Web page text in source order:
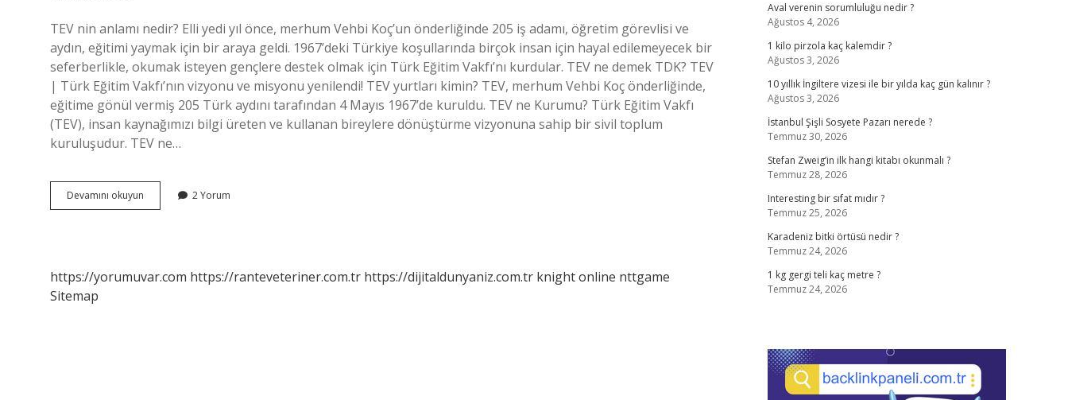
TEV nin anlamı nedir? Elli yedi yıl önce, merhum Vehbi Koç’un önderliğinde 205 iş adamı, öğretim görevlisi ve
aydın, eğitimi yaymak için bir araya geldi. 1967’deki Türkiye koşullarında birçok insan için hayal edilemeyecek bir
seferberlikle, okumak isteyen gençlere destek olmak için Türk Eğitim Vakfı’nı kurdular. TEV ne demek TDK? TEV
| Türk Eğitim Vakfı’nın vizyonu ve misyonu yenilendi! TEV yurtları kimin? TEV, merhum Vehbi Koç önderliğinde,
eğitime gönül vermiş 205 Türk aydını tarafından 4 Mayıs 1967’de kuruldu. TEV ne Kurumu? Türk Eğitim Vakfı
(TEV), insan kaynağımızı bilgi üreten ve kullanan bireylere dönüştürme vizyonuna sahip bir sivil toplum
kuruluşudur. TEV ne…
Devamını okuyun
Anlamı
2 Yorum
https://yorumuvar.com https://ranteveteriner.com.tr https://dijitaldunyaniz.com.tr knight online nttgame
Sitemap
Aval verenin sorumluluğu nedir ?
Ağustos 4, 2026
1 kilo pirzola kaç kalemdir ?
Ağustos 3, 2026
10 yıllık İngiltere vizesi ile bir yılda kaç gün kalınır ?
Ağustos 3, 2026
İstanbul Şişli Sosyete Pazarı nerede ?
Temmuz 30, 2026
Stefan Zweig’in ilk hangi kitabı okunmalı ?
Temmuz 28, 2026
Interesting bir sıfat mıdır ?
Temmuz 25, 2026
Karadeniz bitki örtüsü nedir ?
Temmuz 24, 2026
1 kg gergi teli kaç metre ?
Temmuz 24, 2026